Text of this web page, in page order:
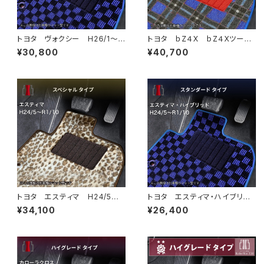
トヨタ ヴォクシー H26/1〜R
4/1 80系 ステップマット付
フロアマット一式 カーマット
¥30,800
トヨタ ｂZ４X ｂZ４Xツーリ
ング R4/5~ XEAM10・XEA
M11・XEAM12・XEAM15・XEA
ン 特別受注生産品 bz4x
¥40,700
トヨタ エスティマ H24/5〜R
1/10（後期） 50系 フロアマッ
ト一式 カーマット スペシャル
¥34,100
トヨタ エスティマ・ハイブリッ
ド H24/5〜R1/10（後期） 20
系 フロアマット一式 カーマッ
¥26,400